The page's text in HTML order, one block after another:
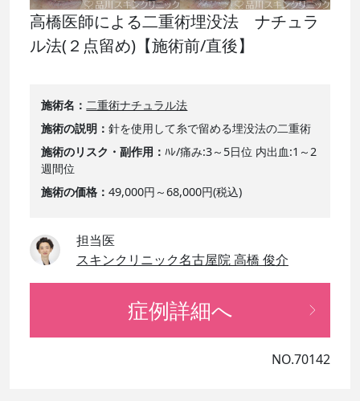
高橋医師による二重術埋没法 ナチュラ
ル法(２点留め)【施術前/直後】
施術名
二重術ナチュラル法
施術の説明
針を使用して糸で留める埋没法の二重術
施術のリスク・副作用
ﾊﾚ/痛み:3～5日位 内出血:1～2
週間位
施術の価格
49,000円～68,000円(税込)
担当医
スキンクリニック名古屋院 高橋 俊介
症例詳細へ
NO.70142